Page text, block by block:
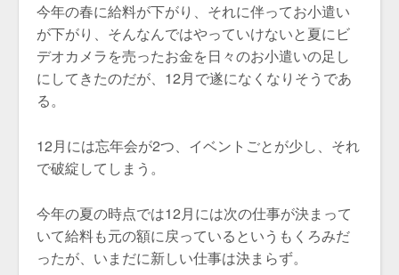
今年の春に給料が下がり、それに伴ってお小遣い
が下がり、そんなんではやっていけないと夏にビ
デオカメラを売ったお金を日々のお小遣いの足し
にしてきたのだが、12月で遂になくなりそうであ
る。
12月には忘年会が2つ、イベントごとが少し、それ
で破綻してしまう。
今年の夏の時点では12月には次の仕事が決まって
いて給料も元の額に戻っているというもくろみだ
ったが、いまだに新しい仕事は決まらず。